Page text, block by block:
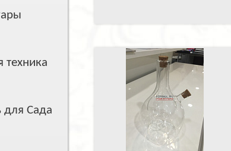
техника
для Сада